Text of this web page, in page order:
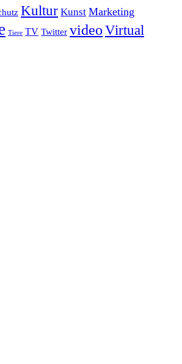
Kultur Kunst Marketing
Tiere TV Twitter video Virtual